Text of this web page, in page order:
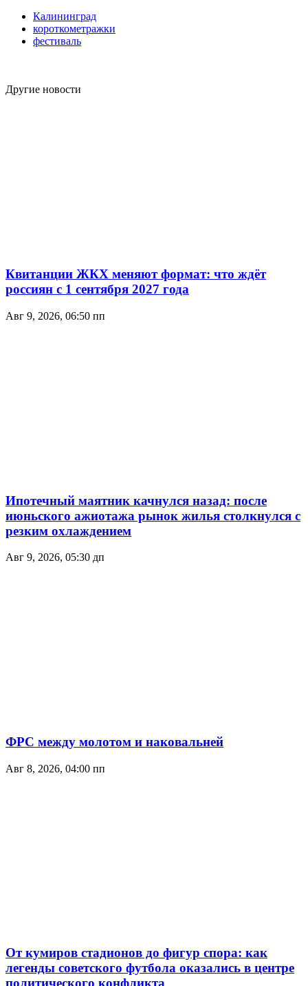
Калининград
короткометражки
фестиваль
Другие новости
Квитанции ЖКХ меняют формат: что ждёт
россиян с 1 сентября 2027 года
Авг 9, 2026, 06:50 пп
Ипотечный маятник качнулся назад: после
июньского ажиотажа рынок жилья столкнулся с
резким охлаждением
Авг 9, 2026, 05:30 дп
ФРС между молотом и наковальней
Авг 8, 2026, 04:00 пп
От кумиров стадионов до фигур спора: как
легенды советского футбола оказались в центре